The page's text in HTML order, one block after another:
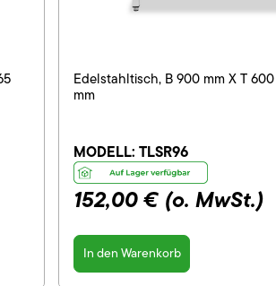
Edelstahltisch, B 900 mm X T
mm
MODELL: TLSR96
152,00 € (o. MwSt.)
In den Warenkorb